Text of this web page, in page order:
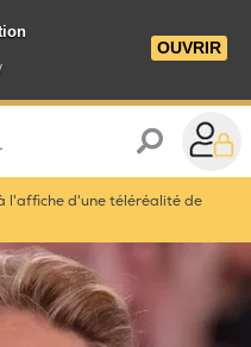
OUVRIR
l'affiche d'une téléréalité de